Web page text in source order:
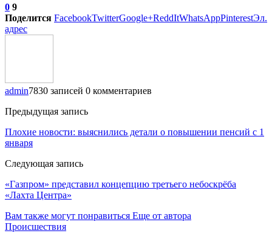
0 9
Поделится FacebookTwitterGoogle+ReddItWhatsAppPinterestЭл.
адрес
admin7830 записей 0 комментариев
Предыдущая запись
Плохие новости: выяснились детали о повышении пенсий с 1
января
Следующая запись
«Газпром» представил концепцию третьего небоскрёба
«Лахта Центра»
Вам также могут понравиться Еще от автора
Происшествия